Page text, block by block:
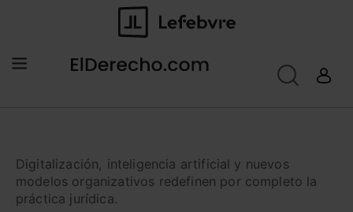
Digitalización, inteligencia artificial y nuevos
modelos organizativos redefinen por completo la
práctica jurídica.